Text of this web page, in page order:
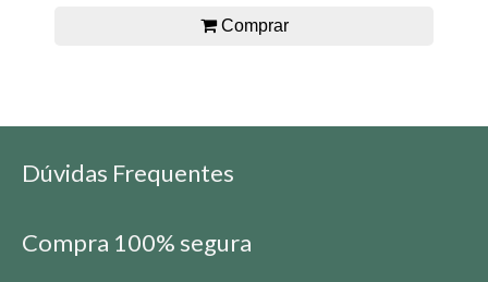
Comprar
Dúvidas Frequentes
Compra 100% segura